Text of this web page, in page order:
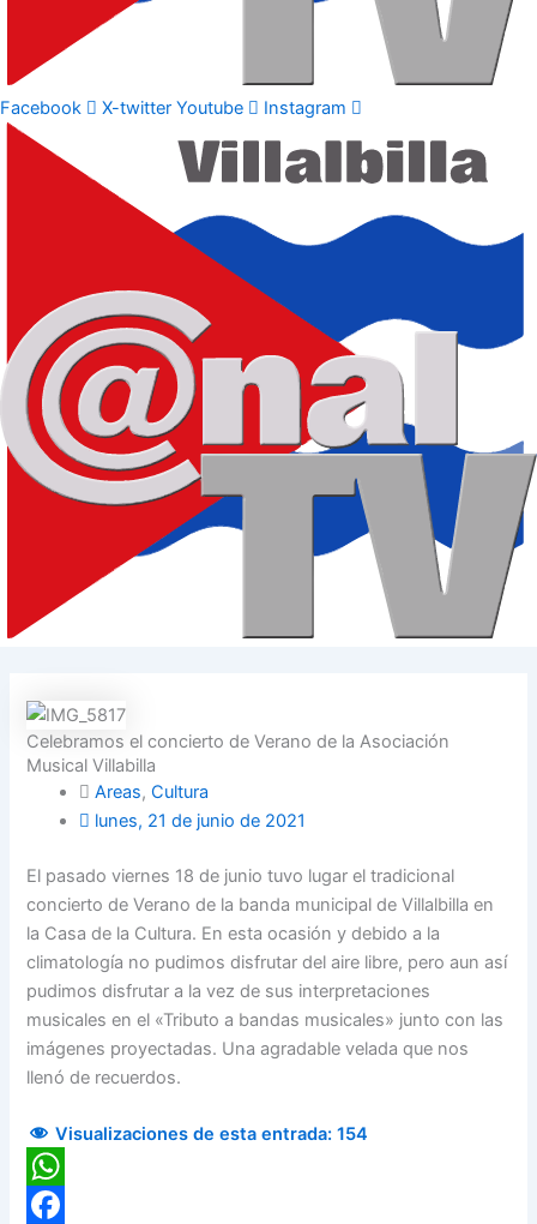
Facebook X-twitter Youtube Instagram
Celebramos el concierto de Verano de la Asociación
Musical Villabilla
Areas,Cultura
lunes, 21 de junio de 2021
El pasado viernes 18 de junio tuvo lugar el tradicional
concierto de Verano de la banda municipal de Villalbilla en
la Casa de la Cultura. En esta ocasión y debido a la
climatología no pudimos disfrutar del aire libre, pero aun así
pudimos disfrutar a la vez de sus interpretaciones
musicales en el «Tributo a bandas musicales» junto con las
imágenes proyectadas. Una agradable velada que nos
llenó de recuerdos.
Visualizaciones de esta entrada: 154
WhatsApp